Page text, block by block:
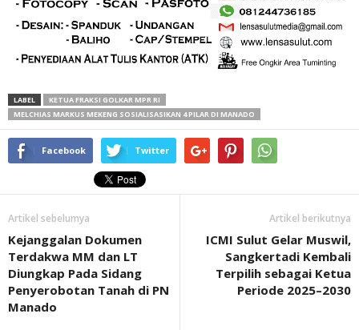
LABEL
KETUA FRAKSI GOLKAR MPR RI
MELCHIAS MARKUS MEKENG SOSIALISASIKAN 4 PILAR DI MANADO
Facebook Twitter
Artikel sebelumya
Kejanggalan Dokumen
Terdakwa MM dan LT
Diungkap Pada Sidang
Penyerobotan Tanah di PN
Manado
Artikel berikutnya
ICMI Sulut Gelar Muswil,
Sangkertadi Kembali
Terpilih sebagai Ketua
Periode 2025–2030